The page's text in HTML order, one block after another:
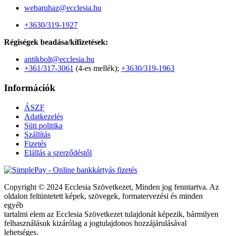
webaruhaz@ecclesia.hu
+3630/319-1927
Régiségek beadása/kifizetések:
antikbolt@ecclesia.hu
+361/317-3061 (4-es mellék); +3630/319-1963
Információk
ÁSZF
Adatkezelés
Süti politika
Szállítás
Fizetés
Elállás a szerződéstől
Copyright © 2024 Ecclesia Szövetkezet, Minden jog fenntartva. Az
oldalon feltüntetett képek, szövegek, formatervezési és minden
egyéb
tartalmi elem az Ecclesia Szövetkezet tulajdonát képezik, bármilyen
felhasználásuk kizárólag a jogtulajdonos hozzájárulásával
lehetséges.